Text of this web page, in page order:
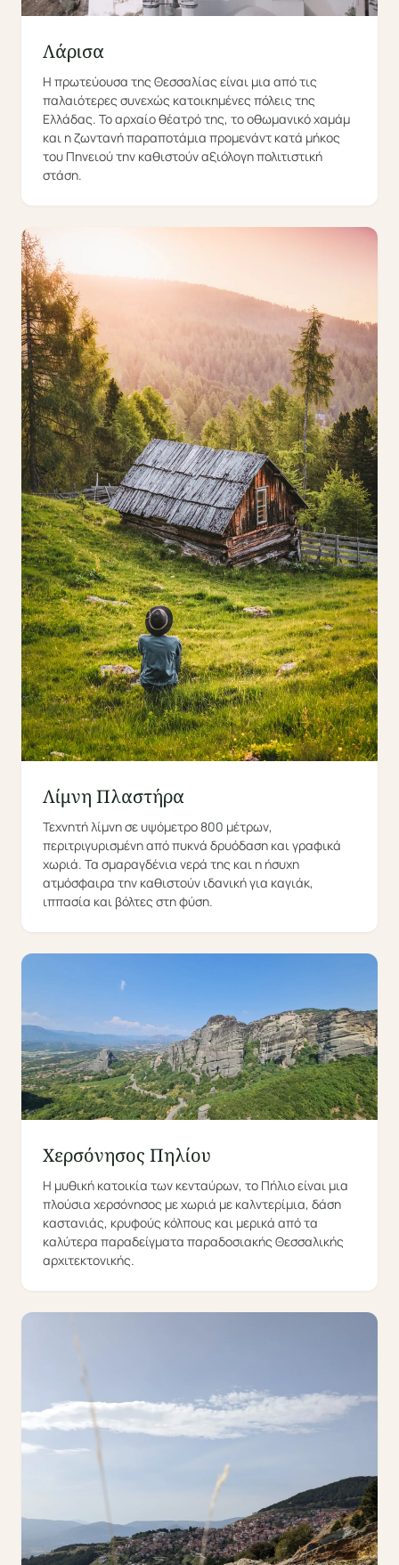
Λάρισα
Η πρωτεύουσα της Θεσσαλίας είναι μια από τις
παλαιότερες συνεχώς κατοικημένες πόλεις της
Ελλάδας. Το αρχαίο θέατρό της, το οθωμανικό χαμάμ
και η ζωντανή παραποτάμια προμενάντ κατά μήκος
του Πηνειού την καθιστούν αξιόλογη πολιτιστική
στάση.
Λίμνη Πλαστήρα
Τεχνητή λίμνη σε υψόμετρο 800 μέτρων,
περιτριγυρισμένη από πυκνά δρυόδαση και γραφικά
χωριά. Τα σμαραγδένια νερά της και η ήσυχη
ατμόσφαιρα την καθιστούν ιδανική για καγιάκ,
ιππασία και βόλτες στη φύση.
Χερσόνησος Πηλίου
Η μυθική κατοικία των κενταύρων, το Πήλιο είναι μια
πλούσια χερσόνησος με χωριά με καλντερίμια, δάση
καστανιάς, κρυφούς κόλπους και μερικά από τα
καλύτερα παραδείγματα παραδοσιακής Θεσσαλικής
αρχιτεκτονικής.